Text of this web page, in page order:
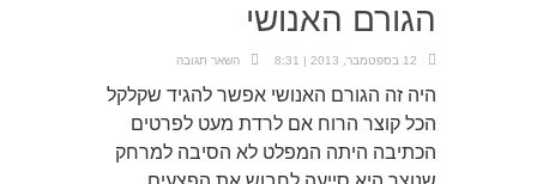
הגורם האנושי
12 בספטמבר, 2013 | 8:31 השאר תגובה
היה זה הגורם האנושי אפשר להגיד שקלקל
הכל קוצר הרוח אם לרדת מעט לפרטים
הכתיבה היתה המפלט לא הסיבה למרחק